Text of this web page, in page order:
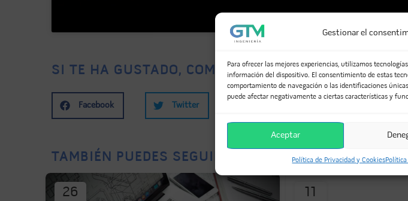
Gestionar el
Para ofrecer las mejores experiencias, utilizamos
información del dispositivo. El consentimiento de estas
comportamiento de navegación o las identificaciones
puede afectar negativamente a ciertas características y
Aceptar
Política de Privacidad y Cookies
SI TE HA GUSTADO, COMPÁRTELO
Facebook Twitter
TAMBIÉN PUEDES SEGUIR INFORMÁNDOTE...
26 11